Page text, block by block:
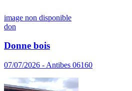
image non disponible
don
Donne bois
07/07/2026 - Antibes 06160